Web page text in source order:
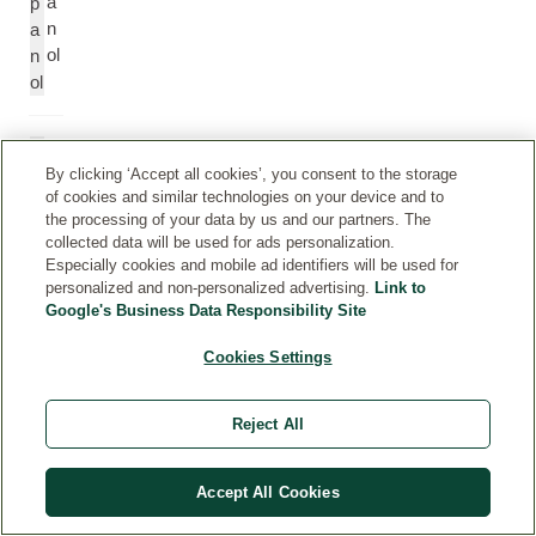
a
n
ol
n
ol
D
uf
t
a
u
n
c
e
ät
By clicking ‘Accept all cookies’, you consent to the storage
of cookies and similar technologies on your device and to
the processing of your data by us and our partners. The
collected data will be used for ads personalization.
Especially cookies and mobile ad identifiers will be used for
personalized and non-personalized advertising. Link to
Google's Business Data Responsibility Site
Cookies Settings
Reject All
Accept All Cookies